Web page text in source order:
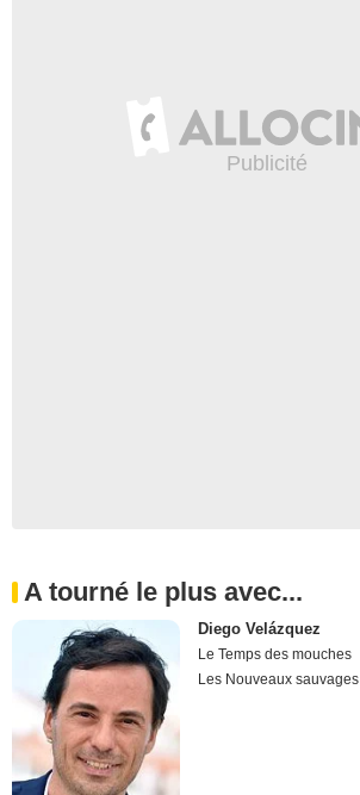
A tourné le plus avec...
Diego Velázquez
Le Temps des mouches
Les Nouveaux sauvages